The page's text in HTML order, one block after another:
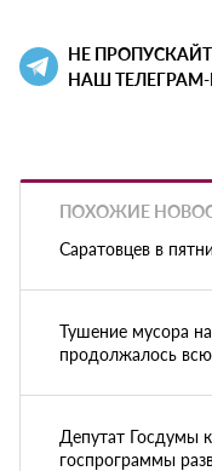
НЕ
НАШ
ПОХОЖИЕ
Саратовцев в
Тушение мусора
продолжалось
Депутат Госдумы
госпрограммы